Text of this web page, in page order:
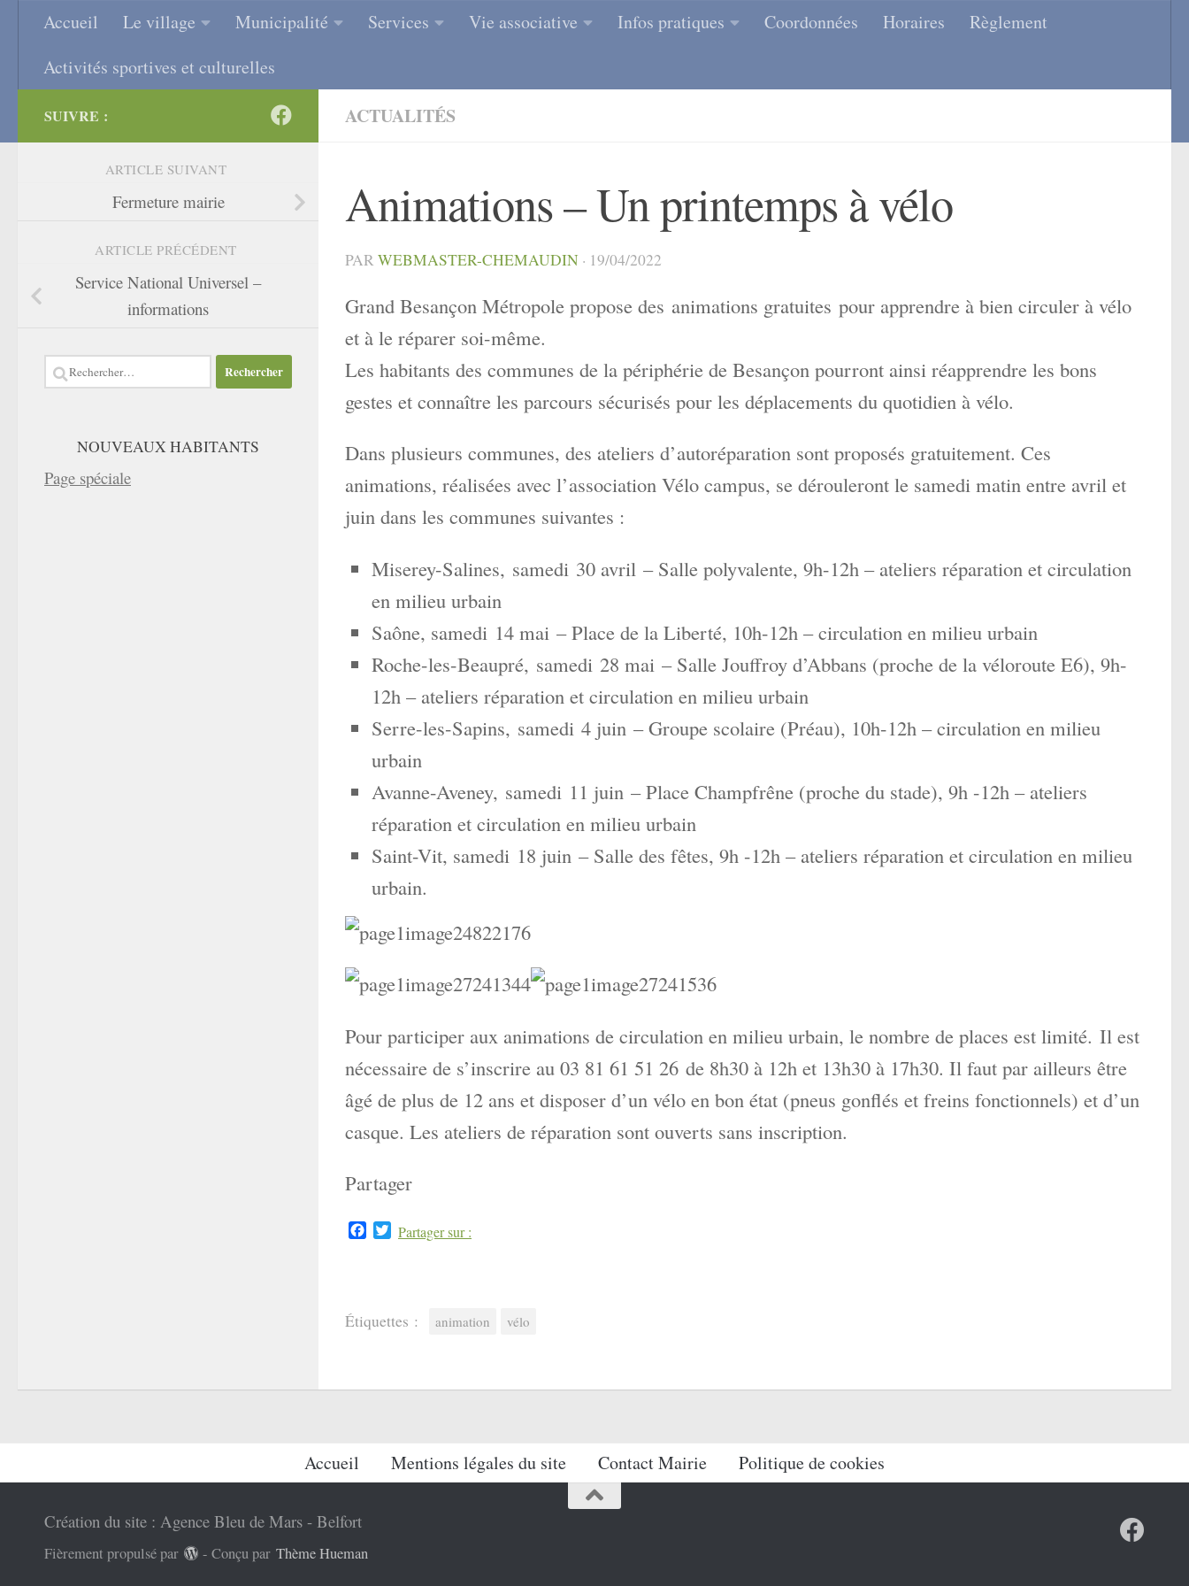
Skip to content
Accueil Le village Municipalité Services Vie associative Infos pratiques Coordonnées Horaires
Règlement
Activités sportives et culturelles
ACTUALITÉS
Animations – Un printemps à vélo
PAR WEBMASTER-CHEMAUDIN · 19/04/2022
Grand Besançon Métropole propose des animations gratuites pour apprendre à bien circuler à vélo
et à le réparer soi-même.
Les habitants des communes de la périphérie de Besançon pourront ainsi réapprendre les bons
gestes et connaître les parcours sécurisés pour les déplacements du quotidien à vélo.
Dans plusieurs communes, des ateliers d’autoréparation sont proposés gratuitement. Ces
animations, réalisées avec l’association Vélo campus, se dérouleront le samedi matin entre avril et
juin dans les communes suivantes :
Miserey-Salines, samedi 30 avril – Salle polyvalente, 9h-12h – ateliers réparation et circulation
en milieu urbain
Saône, samedi 14 mai – Place de la Liberté, 10h-12h – circulation en milieu urbain
Roche-les-Beaupré, samedi 28 mai – Salle Jouffroy d’Abbans (proche de la véloroute E6), 9h-
12h – ateliers réparation et circulation en milieu urbain
Serre-les-Sapins, samedi 4 juin – Groupe scolaire (Préau), 10h-12h – circulation en milieu
urbain
Avanne-Aveney, samedi 11 juin – Place Champfrêne (proche du stade), 9h -12h – ateliers
réparation et circulation en milieu urbain
Saint-Vit, samedi 18 juin – Salle des fêtes, 9h -12h – ateliers réparation et circulation en milieu
urbain.
Pour participer aux animations de circulation en milieu urbain, le nombre de places est limité. Il est
nécessaire de s’inscrire au 03 81 61 51 26 de 8h30 à 12h et 13h30 à 17h30. Il faut par ailleurs être
âgé de plus de 12 ans et disposer d’un vélo en bon état (pneus gonflés et freins fonctionnels) et d’un
casque. Les ateliers de réparation sont ouverts sans inscription.
Partager
Facebook
Twitter
Partager sur :
Étiquettes : animation vélo
SUIVRE :
ARTICLE SUIVANT
Fermeture mairie
ARTICLE PRÉCÉDENT
Service National Universel –
informations
Rechercher :
NOUVEAUX HABITANTS
Page spéciale
Accueil Mentions légales du site Contact Mairie Politique de cookies
Création du site : Agence Bleu de Mars - Belfort
Fièrement propulsé par - Conçu par Thème Hueman